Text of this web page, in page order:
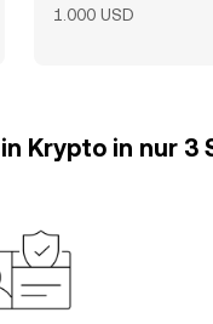
1.000 USD
Krypto in nur 3